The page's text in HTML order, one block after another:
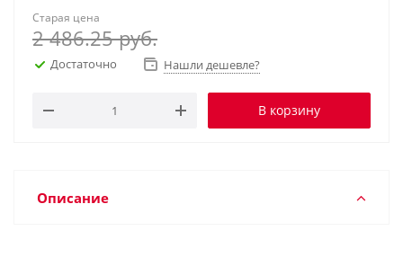
Старая цена
2 486.25руб.
Достаточно Нашли дешевле?
В корзину
Описание